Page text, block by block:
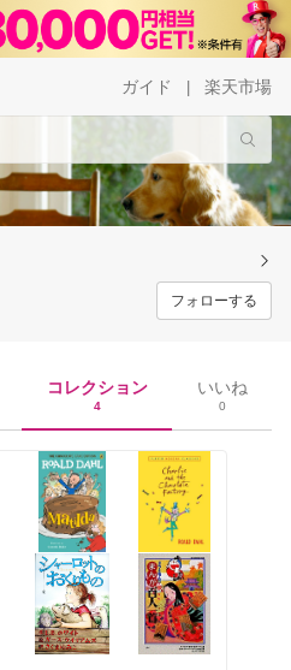
ガイド 楽天市場
フォローする
コレクション
4
いいね
0